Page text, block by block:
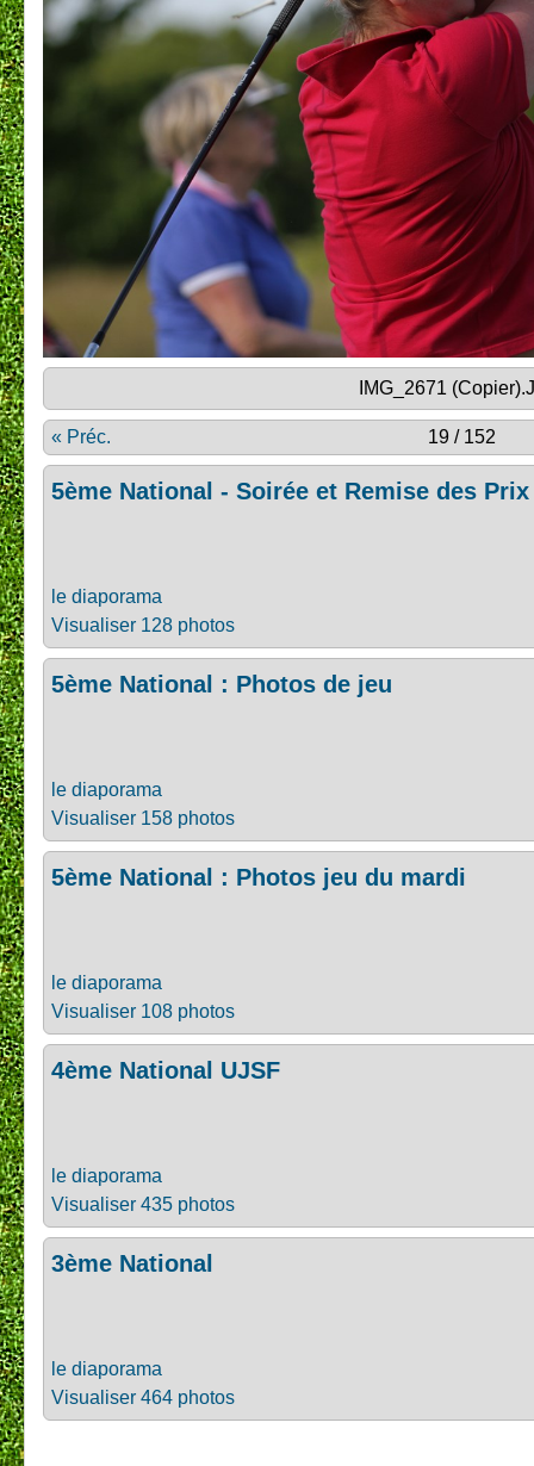
IMG_2671
« Préc. 19 / 152
5ème National - Soirée et Remise des Prix
le diaporama
Visualiser 128 photos
5ème National : Photos de jeu
le diaporama
Visualiser 158 photos
5ème National : Photos jeu du mardi
le diaporama
Visualiser 108 photos
4ème National UJSF
le diaporama
Visualiser 435 photos
3ème National
le diaporama
Visualiser 464 photos